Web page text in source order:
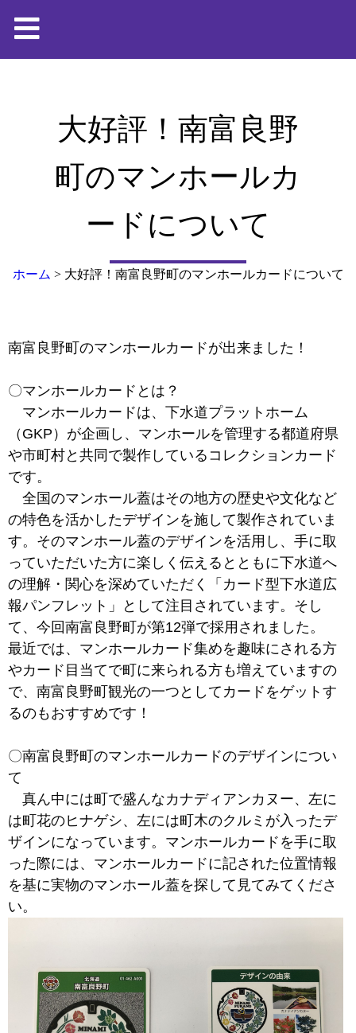
大好評！南富良野
町のマンホールカ
ードについて
ホーム > 大好評！南富良野町のマンホールカードについて
南富良野町のマンホールカードが出来ました！
〇マンホールカードとは？
マンホールカードは、下水道プラットホーム
（GKP）が企画し、マンホールを管理する都道府県
や市町村と共同で製作しているコレクションカード
です。
全国のマンホール蓋はその地方の歴史や文化など
の特色を活かしたデザインを施して製作されていま
す。そのマンホール蓋のデザインを活用し、手に取
っていただいた方に楽しく伝えるとともに下水道へ
の理解・関心を深めていただく「カード型下水道広
報パンフレット」として注目されています。そし
て、今回南富良野町が第12弾で採用されました。
最近では、マンホールカード集めを趣味にされる方
やカード目当てで町に来られる方も増えていますの
で、南富良野町観光の一つとしてカードをゲットす
るのもおすすめです！
〇南富良野町のマンホールカードのデザインについ
て
真ん中には町で盛んなカナディアンカヌー、左に
は町花のヒナゲシ、左には町木のクルミが入ったデ
ザインになっています。マンホールカードを手に取
った際には、マンホールカードに記された位置情報
を基に実物のマンホール蓋を探して見てみてくださ
い。